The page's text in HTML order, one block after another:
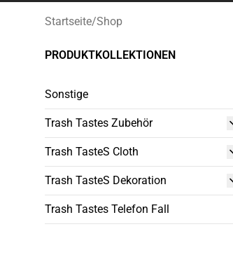
Startseite/Shop
PRODUKTKOLLEKTIONEN
Sonstige
Trash Tastes Zubehör
Trash TasteS Cloth
Trash TasteS Dekoration
Trash Tastes Telefon Fall